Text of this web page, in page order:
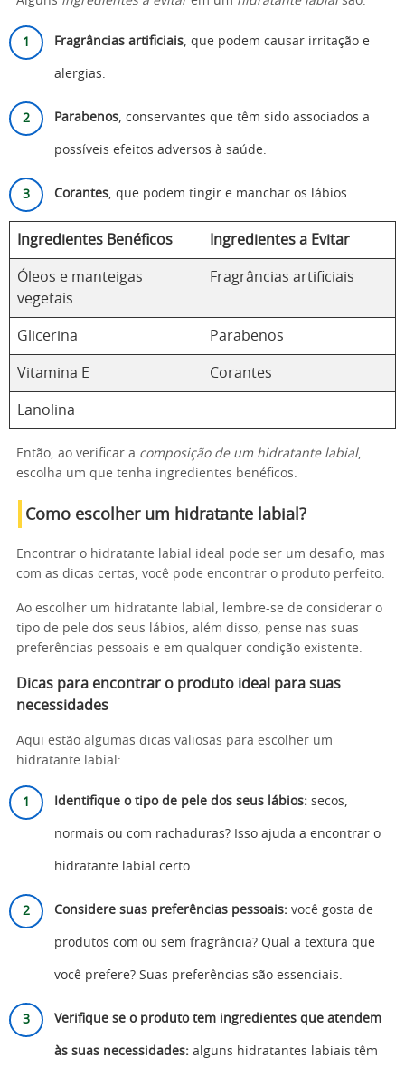
Fragrâncias artificiais, que podem causar irritação e
alergias.
Parabenos, conservantes que têm sido associados a
possíveis efeitos adversos à saúde.
Corantes, que podem tingir e manchar os lábios.
Ingredientes Benéficos Ingredientes a Evitar
Óleos e manteigas
vegetais
Fragrâncias artificiais
Glicerina Parabenos
Vitamina E Corantes
Lanolina
Então, ao verificar a composição de um hidratante labial,
escolha um que tenha ingredientes benéficos.
Como escolher um hidratante labial?
Encontrar o hidratante labial ideal pode ser um desafio, mas
com as dicas certas, você pode encontrar o produto perfeito.
Ao escolher um hidratante labial, lembre-se de considerar o
tipo de pele dos seus lábios, além disso, pense nas suas
preferências pessoais e em qualquer condição existente.
Dicas para encontrar o produto ideal para suas
necessidades
Aqui estão algumas dicas valiosas para escolher um
hidratante labial:
Identifique o tipo de pele dos seus lábios: secos,
normais ou com rachaduras? Isso ajuda a encontrar o
hidratante labial certo.
Considere suas preferências pessoais: você gosta de
produtos com ou sem fragrância? Qual a textura que
você prefere? Suas preferências são essenciais.
Verifique se o produto tem ingredientes que atendem
às suas necessidades: alguns hidratantes labiais têm